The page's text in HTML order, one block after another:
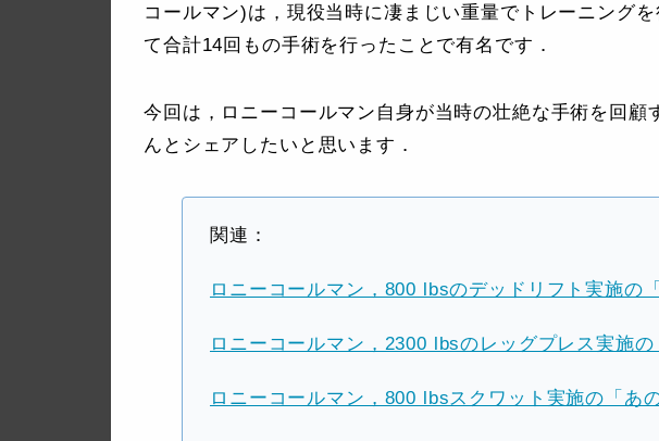
コールマン)は，現役当時に凄まじい重量でトレーニング
て合計14回もの手術を行ったことで有名です．
今回は，ロニーコールマン自身が当時の壮絶な手術を回顧
んとシェアしたいと思います．
関連：
ロニーコールマン，800 lbsのデッドリフト実施の
ロニーコールマン，2300 lbsのレッグプレス実施の
ロニーコールマン，800 lbsスクワット実施の「あの